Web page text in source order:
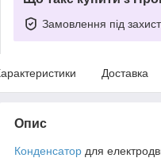
Замовлення під
Доставка
Опис
Конденсатор для